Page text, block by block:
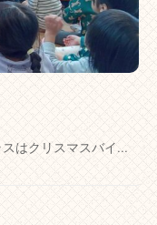
はクリスマスバイ...